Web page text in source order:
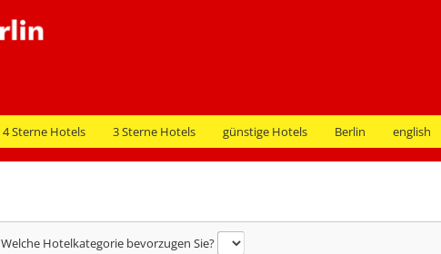
4 Sterne Hotels 3 Sterne Hotels günstige Hotels Berlin english
Welche Hotelkategorie bevorzugen Sie?